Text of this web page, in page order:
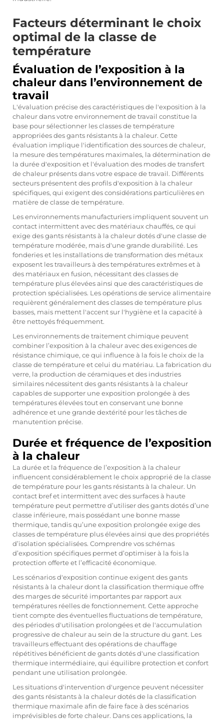
Facteurs déterminant le choix
optimal de la classe de
température
Évaluation de l’exposition à la
chaleur dans l’environnement de
travail
L'évaluation précise des caractéristiques de l'exposition à la
chaleur dans votre environnement de travail constitue la
base pour sélectionner les classes de température
appropriées des gants résistants à la chaleur. Cette
évaluation implique l'identification des sources de chaleur,
la mesure des températures maximales, la détermination de
la durée d'exposition et l'évaluation des modes de transfert
de chaleur présents dans votre espace de travail. Différents
secteurs présentent des profils d'exposition à la chaleur
spécifiques, qui exigent des considérations particulières en
matière de classe de température.
Les environnements manufacturiers impliquent souvent un
contact intermittent avec des matériaux chauffés, ce qui
exige des gants résistants à la chaleur dotés d'une classe de
température modérée, mais d'une grande durabilité. Les
fonderies et les installations de transformation des métaux
exposent les travailleurs à des températures extrêmes et à
des matériaux en fusion, nécessitant des classes de
température plus élevées ainsi que des caractéristiques de
protection spécialisées. Les opérations de service alimentaire
requièrent généralement des classes de température plus
basses, mais mettent l'accent sur l'hygiène et la capacité à
être nettoyés fréquemment.
Les environnements de traitement chimique peuvent
combiner l’exposition à la chaleur avec des exigences de
résistance chimique, ce qui influence à la fois le choix de la
classe de température et celui du matériau. La fabrication du
verre, la production de céramiques et des industries
similaires nécessitent des gants résistants à la chaleur
capables de supporter une exposition prolongée à des
températures élevées tout en conservant une bonne
adhérence et une grande dextérité pour les tâches de
manutention précise.
Durée et fréquence de l’exposition
à la chaleur
La durée et la fréquence de l’exposition à la chaleur
influencent considérablement le choix approprié de la classe
de température pour les gants résistants à la chaleur. Un
contact bref et intermittent avec des surfaces à haute
température peut permettre d’utiliser des gants dotés d’une
classe inférieure, mais possédant une bonne masse
thermique, tandis qu’une exposition prolongée exige des
classes de température plus élevées ainsi que des propriétés
d’isolation spécialisées. Comprendre vos schémas
d’exposition spécifiques permet d’optimiser à la fois la
protection offerte et l’efficacité économique.
Les scénarios d'exposition continue exigent des gants
résistants à la chaleur dont la classification thermique offre
des marges de sécurité importantes par rapport aux
températures réelles de fonctionnement. Cette approche
tient compte des éventuelles fluctuations de température,
des périodes d'utilisation prolongées et de l'accumulation
progressive de chaleur au sein de la structure du gant. Les
travailleurs effectuant des opérations de chauffage
répétitives bénéficient de gants dotés d'une classification
thermique intermédiaire, qui équilibre protection et confort
pendant une utilisation prolongée.
Les situations d'intervention d'urgence peuvent nécessiter
des gants résistants à la chaleur dotés de la classification
thermique maximale afin de faire face à des scénarios
imprévisibles de forte chaleur. Dans ces applications, la